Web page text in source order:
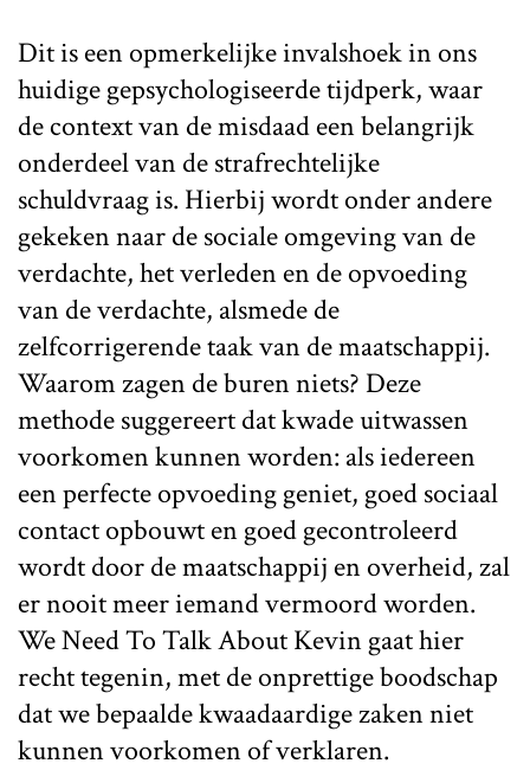
Dit is een opmerkelijke invalshoek in ons
huidige gepsychologiseerde tijdperk, waar
de context van de misdaad een belangrijk
onderdeel van de strafrechtelijke
schuldvraag is. Hierbij wordt onder andere
gekeken naar de sociale omgeving van de
verdachte, het verleden en de opvoeding
van de verdachte, alsmede de
zelfcorrigerende taak van de maatschappij.
Waarom zagen de buren niets? Deze
methode suggereert dat kwade uitwassen
voorkomen kunnen worden: als iedereen
een perfecte opvoeding geniet, goed sociaal
contact opbouwt en goed gecontroleerd
wordt door de maatschappij en overheid, zal
er nooit meer iemand vermoord worden.
We Need To Talk About Kevin gaat hier
recht tegenin, met de onprettige boodschap
dat we bepaalde kwaadaardige zaken niet
kunnen voorkomen of verklaren.